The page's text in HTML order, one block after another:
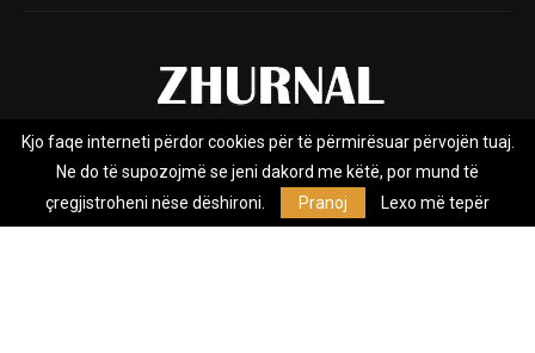
Rreth nesh Impresumi Marketing
Privacy Policy
Zhurnal.mk është Agjenci e Lajmeve e pavarur, e themeluar në vitin
Kjo faqe interneti përdor cookies për të përmirësuar përvojën tuaj.
Ne do të supozojmë se jeni dakord me këtë, por mund të
çregjistroheni nëse dëshironi.
Pranoj Lexo më tepër